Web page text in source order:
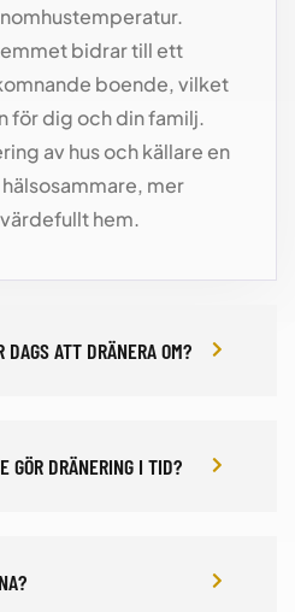
bidrar till ett
boende, vilket
för dig och din familj.
av hus och källare en
mer
hem.
ATT DRÄNERA OM?
GÖR DRÄNERING I TID?